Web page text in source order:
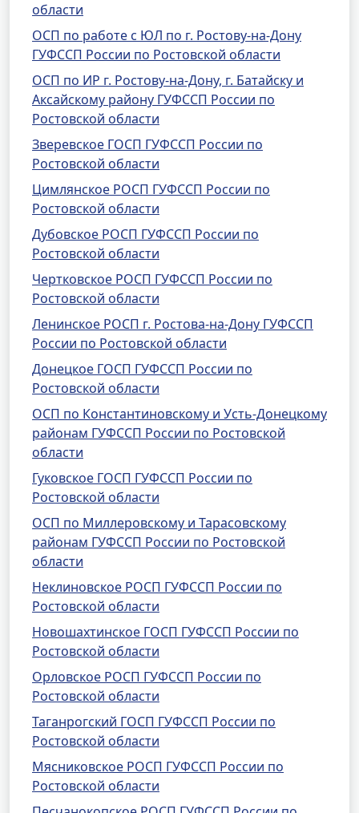
области
ОСП по работе с ЮЛ по г. Ростову-на-Дону
ГУФССП России по Ростовской области
ОСП по ИР г. Ростову-на-Дону, г. Батайску и
Аксайскому району ГУФССП России по
Ростовской области
Зверевское ГОСП ГУФССП России по
Ростовской области
Цимлянское РОСП ГУФССП России по
Ростовской области
Дубовское РОСП ГУФССП России по
Ростовской области
Чертковское РОСП ГУФССП России по
Ростовской области
Ленинское РОСП г. Ростова-на-Дону ГУФССП
России по Ростовской области
Донецкое ГОСП ГУФССП России по
Ростовской области
ОСП по Константиновскому и Усть-Донецкому
районам ГУФССП России по Ростовской
области
Гуковское ГОСП ГУФССП России по
Ростовской области
ОСП по Миллеровскому и Тарасовскому
районам ГУФССП России по Ростовской
области
Неклиновское РОСП ГУФССП России по
Ростовской области
Новошахтинское ГОСП ГУФССП России по
Ростовской области
Орловское РОСП ГУФССП России по
Ростовской области
Таганрогский ГОСП ГУФССП России по
Ростовской области
Мясниковское РОСП ГУФССП России по
Ростовской области